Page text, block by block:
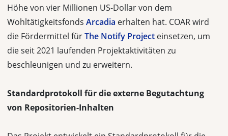
Höhe von vier Millionen US-Dollar von dem
Wohltätigkeitsfonds Arcadia erhalten hat. COAR wird
die Fördermittel fürThe Notify Project einsetzen, um
die seit 2021 laufenden Projektaktivitäten zu
beschleunigen und zu erweitern.
Standardprotokoll für die externe Begutachtung
von Repositorien-Inhalten